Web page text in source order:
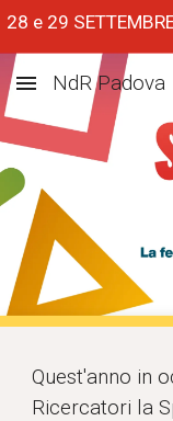
NdR Padova
Quest'anno in
Ricercatori la